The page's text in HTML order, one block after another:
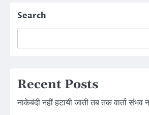
Search
Recent Posts
नाकेबंदी नहीं हटायी जाती तब तक वार्ता संभव